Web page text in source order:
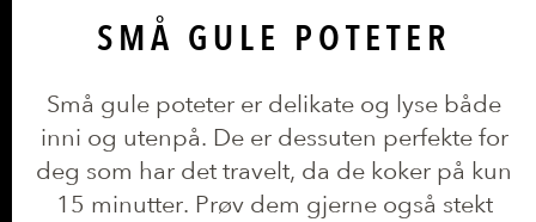
SMÅ GULE POTETER
Små gule poteter er delikate og lyse både
inni og utenpå. De er dessuten perfekte for
deg som har det travelt, da de koker på kun
15 minutter. Prøv dem gjerne også stekt